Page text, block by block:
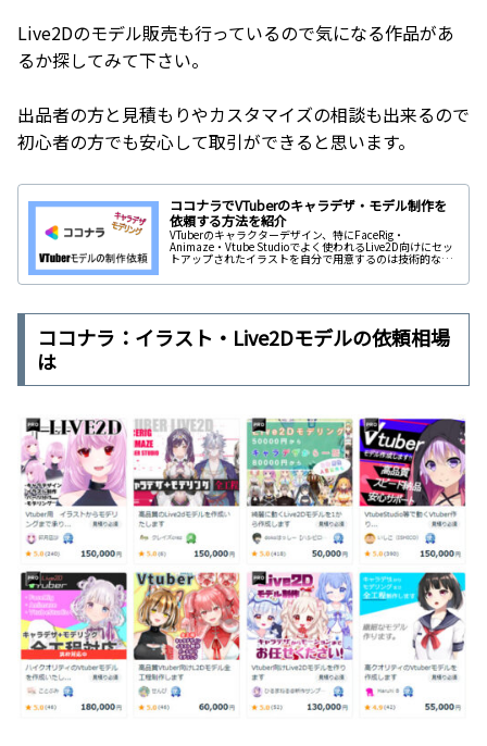
Live2Dのモデル販売も行っているので気になる作品があ
るか探してみて下さい。
出品者の方と見積もりやカスタマイズの相談も出来るので
初心者の方でも安心して取引ができると思います。
ココナラでVTuberのキャラデザ・モデル制作を
依頼する方法を紹介
VTuberのキャラクターデザイン、特にFaceRig・
Animaze・Vtube Studioでよく使われるLive2D向けにセッ
トアップされたイラストを自分で用意するのは技術的な面
下の作業が必要になります。 レイヤー分けされたキャラク
でしょう。 企業に依頼する場合は最低でも10万円以上の価
格になる.... そこで今回ご紹介するのは、ココナラ で
VTuberのキャラデザ・モデル制作を依頼する方法です。 こ
ィ）のモデルが欲しい 難しいことは分からないので全てを
ココナラ：イラスト・Live2Dモデルの依頼相場
は